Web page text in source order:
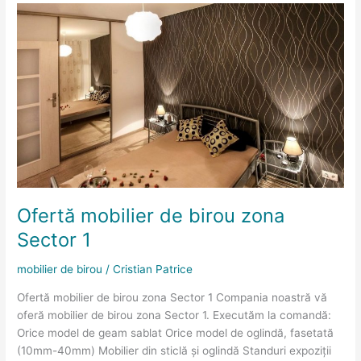
Ofertă mobilier de birou zona
Sector 1
mobilier de birou /Cristian Patrice
Ofertă mobilier de birou zona Sector 1 Compania noastră vă
oferă mobilier de birou zona Sector 1. Executăm la comandă:
Orice model de geam sablat Orice model de oglindă, fasetată
(10mm-40mm) Mobilier din sticlă și oglindă Standuri expoziții
Ofertă
de
zona
Sector